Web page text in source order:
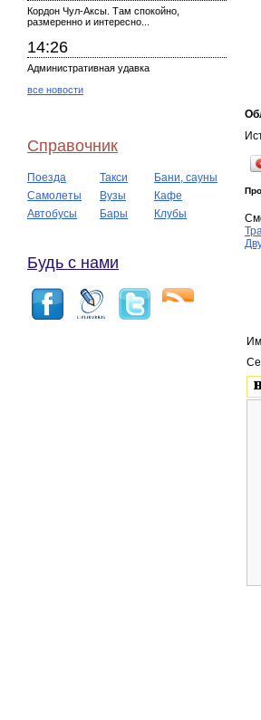
Кордон Чул-Аксы. Там спокойно,
размеренно и интересно...
14:26
Административная удавка
все новости
Справочник
Поезда Такси
Бани, сауны
Самолеты
Вузы
Кафе
Автобусы
Бары Клубы
Будь с нами